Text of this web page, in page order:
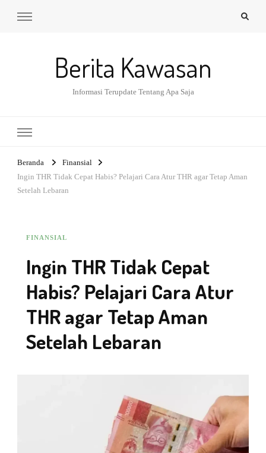
Berita Kawasan
Informasi Terupdate Tentang Apa Saja
Beranda
Finansial
Ingin THR Tidak Cepat Habis? Pelajari Cara Atur THR agar Tetap Aman
Setelah Lebaran
FINANSIAL
Ingin THR Tidak Cepat
Habis? Pelajari Cara Atur
THR agar Tetap Aman
Setelah Lebaran